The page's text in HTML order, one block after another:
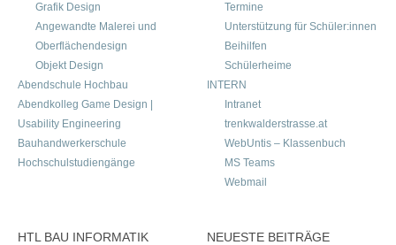
Grafik Design
Angewandte Malerei und
Oberflächendesign
Objekt Design
Abendschule Hochbau
Abendkolleg Game Design |
Usability Engineering
Bauhandwerkerschule
Hochschulstudiengänge
Termine
Unterstützung für Schüler:innen
Beihilfen
Schülerheime
INTERN
Intranet
trenkwalderstrasse.at
WebUntis – Klassenbuch
MS Teams
Webmail
HTL BAU INFORMATIK
NEUESTE BEITRÄGE